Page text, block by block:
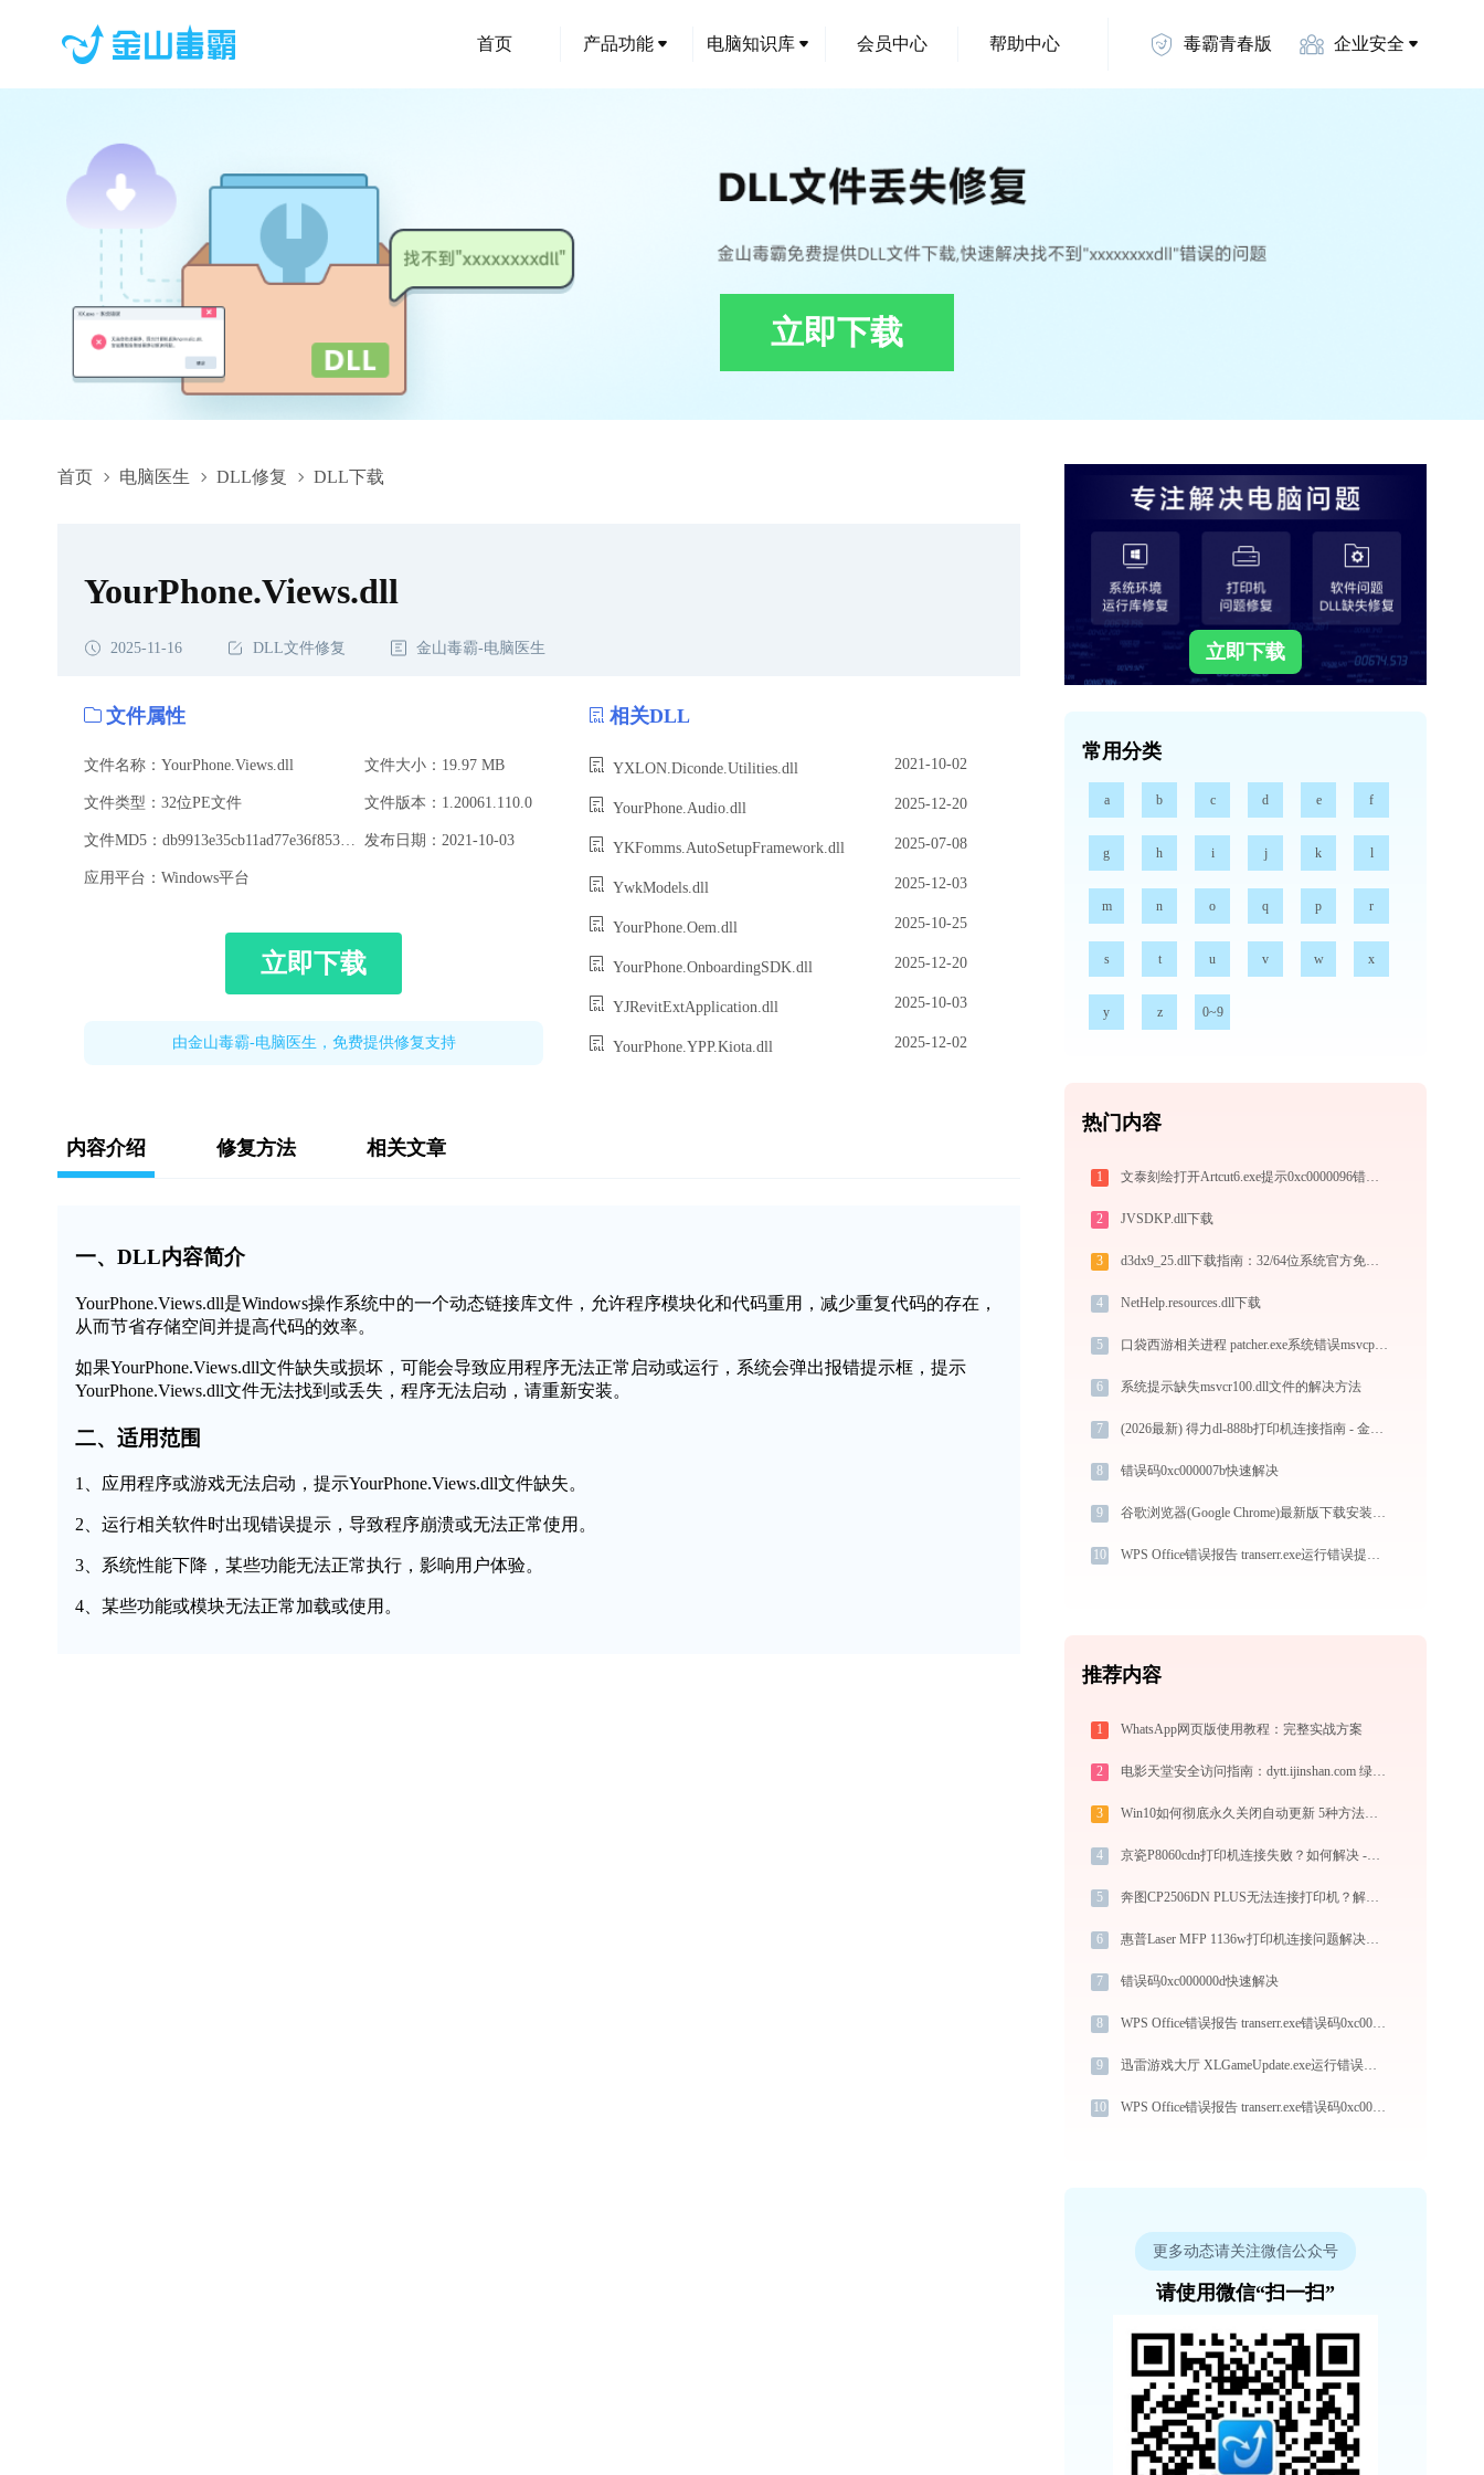
首页 产品功能 电脑知识库 会员中心 帮助中心 毒霸青春版 企业安全
立即下载
首页 电脑医生 DLL修复 DLL下载
YourPhone.Views.dll,YourPhone.Views.dll下载,YourPhone.Views.dll修复
YourPhone.Views.dll
2025-11-16 DLL文件修复 金山毒霸-电脑医生
文件属性
文件名称：YourPhone.Views.dll 文件大小：19.97 MB
文件类型：32位PE文件 文件版本：1.20061.110.0
发布日期：2021-10-03
应用平台：Windows平台
立即下载
由金山毒霸-电脑医生，免费提供修复支持
相关DLL
YXLON.Diconde.Utilities.dll 2021-10-02
YourPhone.Audio.dll 2025-12-20
YKFomms.AutoSetupFramework.dll 2025-07-08
YwkModels.dll 2025-12-03
YourPhone.Oem.dll 2025-10-25
YourPhone.OnboardingSDK.dll 2025-12-20
YJRevitExtApplication.dll 2025-10-03
YourPhone.YPP.Kiota.dll 2025-12-02
内容介绍 修复方法 相关文章
一、DLL内容简介
YourPhone.Views.dll是Windows操作系统中的一个动态链接库文件，允许程序模块化和代码重用，减少重复代码的存在，
从而节省存储空间并提高代码的效率。
如果YourPhone.Views.dll文件缺失或损坏，可能会导致应用程序无法正常启动或运行，系统会弹出报错提示框，提示
YourPhone.Views.dll文件无法找到或丢失，程序无法启动，请重新安装。
二、适用范围
1、应用程序或游戏无法启动，提示YourPhone.Views.dll文件缺失。
2、运行相关软件时出现错误提示，导致程序崩溃或无法正常使用。
3、系统性能下降，某些功能无法正常执行，影响用户体验。
4、某些功能或模块无法正常加载或使用。
立即下载
常用分类
a b c d e f
g h i j k l
m n o q p r
s t u v w x
y z 0~9
热门内容
1 文泰刻绘打开Artcut6.exe提示0xc0000096错误码怎么办
2 JVSDKP.dll下载
3 d3dx9_25.dll下载指南：32/64位系统官方免费下载与安装教程
4 NetHelp.resources.dll下载
5 口袋西游相关进程 patcher.exe系统错误msvcp140.dll丢失如何解决
6 系统提示缺失msvcr100.dll文件的解决方法
7 (2026最新) 得力dl-888b打印机连接指南 - 金山毒霸
8 错误码0xc000007b快速解决
9 谷歌浏览器(Google Chrome)最新版下载安装教程 - Windows系统专属指南
10 WPS Office错误报告 transerr.exe运行错误提示0xc000000d的解决办法
推荐内容
1 WhatsApp网页版使用教程：完整实战方案
2 电影天堂安全访问指南：dytt.ijinshan.com 绿色高清影视资源获取秘籍
3 Win10如何彻底永久关闭自动更新 5种方法教你永久关闭win10自动更新
4 京瓷P8060cdn打印机连接失败？如何解决 -金山毒霸
5 奔图CP2506DN PLUS无法连接打印机？解决方法详解 -金山毒霸
6 惠普Laser MFP 1136w打印机连接问题解决方法 - 金山毒霸
7 错误码0xc000000d快速解决
8 WPS Office错误报告 transerr.exe错误码0xc000000d处理办法
9 迅雷游戏大厅 XLGameUpdate.exe运行错误提示0xc000007b的解决办法
10 WPS Office错误报告 transerr.exe错误码0xc000000d处理办法
更多动态请关注微信公众号
请使用微信“扫一扫”